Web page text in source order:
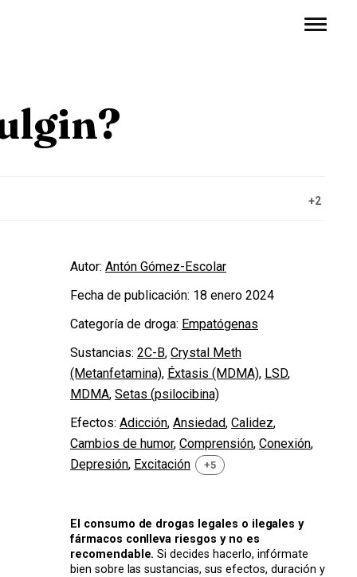
+2
Autor: Antón Gómez-Escolar
Fecha de publicación: 18 enero 2024
Categoría de droga: Empatógenas
Sustancias: 2C-B, Crystal Meth
(Metanfetamina), Éxtasis (MDMA), LSD,
MDMA, Setas (psilocibina)
Efectos: Adicción, Ansiedad, Calidez,
Cambios de humor, Comprensión, Conexión,
Depresión, Excitación +5
El consumo de drogas legales o ilegales y
fármacos conlleva riesgos y no es
recomendable. Si decides hacerlo, infórmate
bien sobre las sustancias, sus efectos, duración y